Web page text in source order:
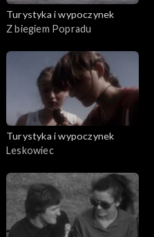
Turystyka i wypoczynek
Z biegiem Popradu
Turystyka i wypoczynek
Leskowiec